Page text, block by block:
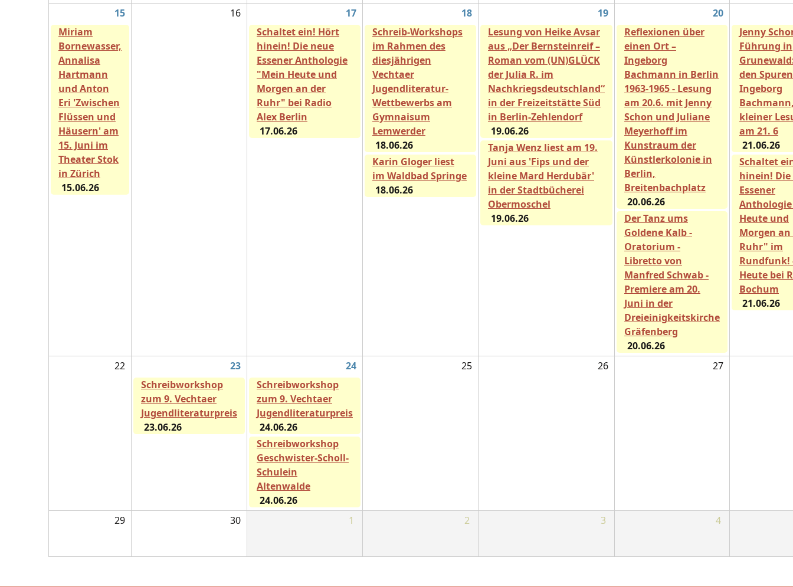
15 16 17 18 19
20
Miriam
Bornewasser,
Annalisa
Hartmann
und Anton
Eri 'Zwischen
Flüssen und
Häusern' am
15. Juni im
Theater Stok
in Zürich
15.06.26
Schaltet ein! Hört
hinein! Die neue
Essener Anthologie
"Mein Heute und
Morgen an der
Ruhr" bei Radio
Alex Berlin
17.06.26
Schreib-Workshops
im Rahmen des
diesjährigen
Vechtaer
Jugendliteratur-
Wettbewerbs am
Gymnaisum
Lemwerder
18.06.26
Karin Gloger liest
im Waldbad Springe
18.06.26
Lesung von Heike Avsar
aus „Der Bernsteinreif –
Roman vom (UN)GLÜCK
der Julia R. im
Nachkriegsdeutschland“
in der Freizeitstätte Süd
in Berlin-Zehlendorf
19.06.26
Tanja Wenz liest am 19.
Juni aus 'Fips und der
kleine Mard Herdubär'
in der Stadtbücherei
Obermoschel
19.06.26
Reflexionen über
einen Ort –
Ingeborg
Bachmann in Berlin
1963-1965 - Lesung
am 20.6. mit Jenny
Schon und Juliane
Meyerhoff im
Kunstraum der
Künstlerkolonie in
Berlin,
Breitenbachplatz
20.06.26
Der Tanz ums
Goldene Kalb -
Oratorium -
Libretto von
Manfred Schwab -
Premiere am 20.
Juni in der
Dreieinigkeitskirche
Gräfenberg
20.06.26
Jenny
Führung in
den
Ingeborg
kleiner
am 21. 6
21.06.26
Schaltet
hinein! Die
Essener
Heute und
Morgen an
Ruhr" im
Rundfunk!
Heute bei
Bochum
21.06.26
22 23 24 25 26
27
Schreibworkshop
zum 9. Vechtaer
Jugendliteraturpreis
23.06.26
Schreibworkshop
zum 9. Vechtaer
Jugendliteraturpreis
24.06.26
Schreibworkshop
Geschwister-Scholl-
Schulein
Altenwalde
24.06.26
29
30 1 2 3 4